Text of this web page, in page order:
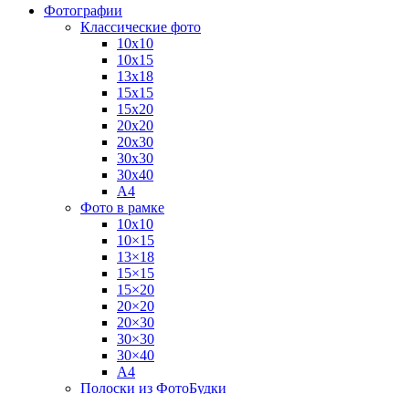
Фотографии
Классические фото
10х10
10х15
13х18
15х15
15х20
20х20
20х30
30х30
30х40
А4
Фото в рамке
10х10
10×15
13×18
15×15
15×20
20×20
20×30
30×30
30×40
A4
Полоски из ФотоБудки